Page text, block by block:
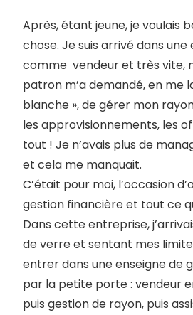
Après, étant jeune, je voulais
chose. Je suis arrivé dans
comme vendeur et très vite,
patron m’a demandé, en me
blanche », de gérer mon
les approvisionnements, les
tout ! Je n’avais plus de
et cela me manquait.
C’était pour moi, l’occasion
gestion financière et tout ce
Dans cette entreprise,
de verre et sentant mes
entrer dans une enseigne de
par la petite porte : vendeur
puis gestion de rayon, puis